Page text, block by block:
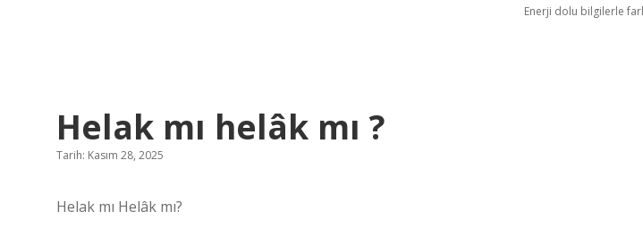
Enerji dolu bilgilerle
Helak mı helâk mı ?
Tarih: Kasım 28, 2025
Helak mı Helâk mı?